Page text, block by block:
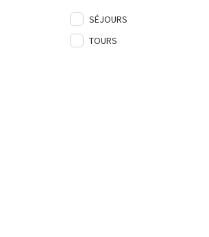
SÉJOURS
TOURS